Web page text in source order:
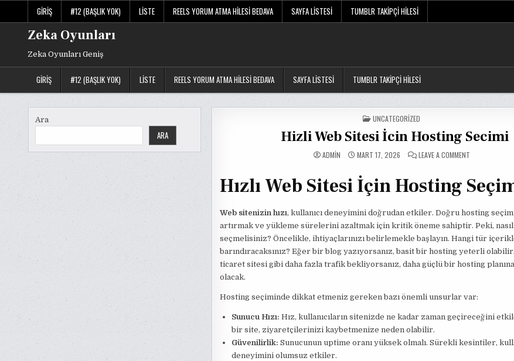
GIRIŞ #12 (BAŞLIK YOK) LISTE REELS YORUM ATMA HILESI BEDAVA SAYFA LISTESI TUMBLR TAKIPÇI HILESI
Zeka Oyunları
Zeka Oyunları Geniş
GIRIŞ #12 (BAŞLIK YOK) LISTE REELS YORUM ATMA HILESI BEDAVA SAYFA LISTESI TUMBLR TAKIPÇI HILESI
Ara
ARA
POSTED
IN
UNCATEGORIZED
Hizli Web Sitesi İcin Hosting Secimi
ADMIN MART 17, 2026 LEAVE A COMMENTON
İCIN
HOSTING
SECIMI
Hızlı Web Sitesi İçin Hosting
Web sitenizin hızı, kullanıcı deneyimini doğrudan etkiler. Doğru hosting
artırmak ve yükleme sürelerini azaltmak için kritik öneme sahiptir. Peki,
seçmelisiniz? Öncelikle, ihtiyaçlarınızı belirlemekle başlayın. Hangi tür
barındıracaksınız? Eğer bir blog yazıyorsanız, basit bir hosting yeterli
ticaret sitesi gibi daha fazla trafik bekliyorsanız, daha güçlü bir hosting planına
olacak.
Hosting seçiminde dikkat etmeniz gereken bazı önemli unsurlar var:
Sunucu Hızı: Hız, kullanıcıların sitenizde ne kadar zaman geçireceğini
bir site, ziyaretçilerinizi kaybetmenize neden olabilir.
Güvenilirlik: Sunucunun uptime oranı yüksek olmalı. Sürekli kesintiler,
deneyimini olumsuz etkiler.